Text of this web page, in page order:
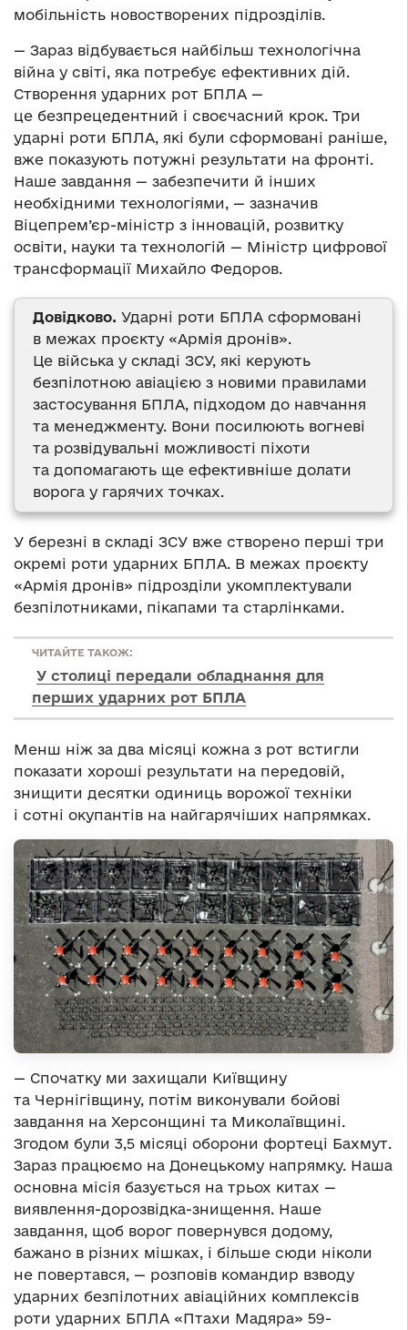
мобільність новостворених підрозділів.
— Зараз відбувається найбільш технологічна
війна у світі, яка потребує ефективних дій.
Створення ударних рот БПЛА —
це безпрецедентний і своєчасний крок. Три
ударні роти БПЛА, які були сформовані раніше,
вже показують потужні результати на фронті.
Наше завдання — забезпечити й інших
необхідними технологіями, — зазначив
Віцепрем’єр-міністр з інновацій, розвитку
освіти, науки та технологій — Міністр цифрової
трансформації Михайло Федоров.
Довідково. Ударні роти БПЛА сформовані
в межах проєкту «Армія дронів».
Це війська у складі ЗСУ, які керують
безпілотною авіацією з новими правилами
застосування БПЛА, підходом до навчання
та менеджменту. Вони посилюють вогневі
та розвідувальні можливості піхоти
та допомагають ще ефективніше долати
ворога у гарячих точках.
У березні в складі ЗСУ вже створено перші три
окремі роти ударних БПЛА. В межах проєкту
«Армія дронів» підрозділи укомплектували
безпілотниками, пікапами та старлінками.
ЧИТАЙТЕ ТАКОЖ:
У столиці передали обладнання для
перших ударних рот БПЛА
Менш ніж за два місяці кожна з рот встигли
показати хороші результати на передовій,
знищити десятки одиниць ворожої техніки
і сотні окупантів на найгарячіших напрямках.
— Спочатку ми захищали Київщину
та Чернігівщину, потім виконували бойові
завдання на Херсонщині та Миколаївщині.
Згодом були 3,5 місяці оборони фортеці Бахмут.
Зараз працюємо на Донецькому напрямку. Наша
основна місія базується на трьох китах —
виявлення-дорозвідка-знищення. Наше
завдання, щоб ворог повернувся додому,
бажано в різних мішках, і більше сюди ніколи
не повертався, — розповів командир взводу
ударних безпілотних авіаційних комплексів
роти ударних БПЛА «Птахи Мадяра» 59-